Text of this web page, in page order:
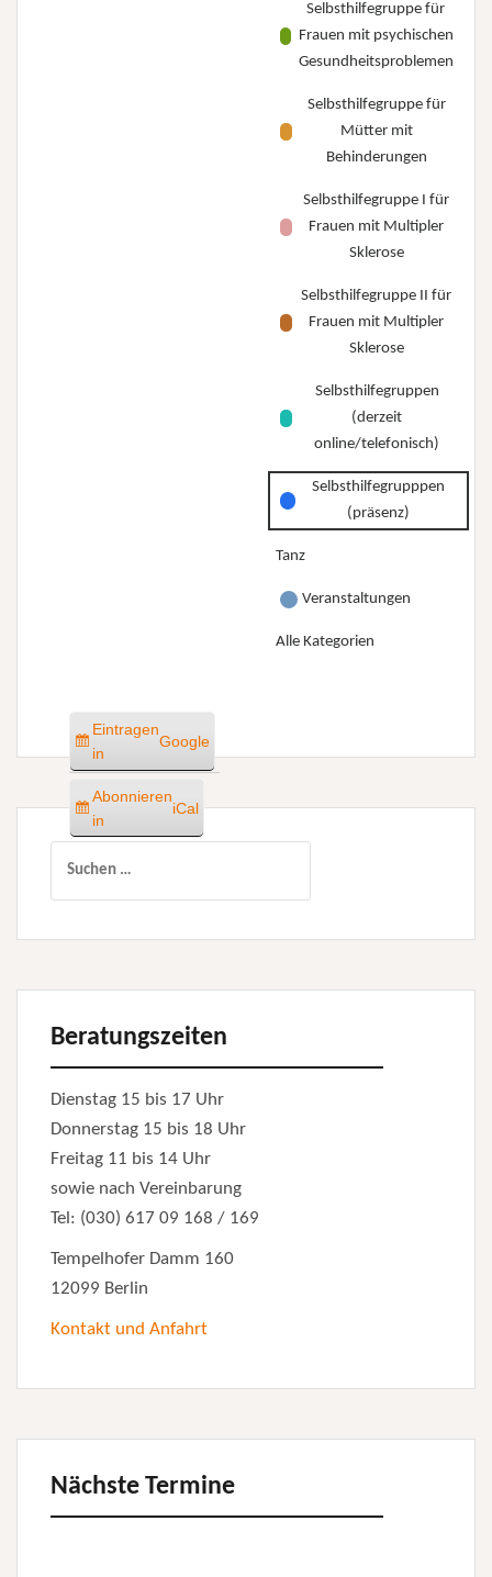
Selbsthilfegruppe für
Frauen mit psychischen
Gesundheitsproblemen
Selbsthilfegruppe für
Mütter mit
Behinderungen
Selbsthilfegruppe I für
Frauen mit Multipler
Sklerose
Selbsthilfegruppe II für
Frauen mit Multipler
Sklerose
Selbsthilfegruppen
(derzeit
online/telefonisch)
Selbsthilfegrupppen
(präsenz)
Tanz
Veranstaltungen
Alle Kategorien
Eintragen
in
Google
Abonnieren
in
iCal
Beratungszeiten
Dienstag 15 bis 17 Uhr
Donnerstag 15 bis 18 Uhr
Freitag 11 bis 14 Uhr
sowie nach Vereinbarung
Tel: (030) 617 09 168 / 169
Tempelhofer Damm 160
12099 Berlin
Kontakt und Anfahrt
Nächste Termine